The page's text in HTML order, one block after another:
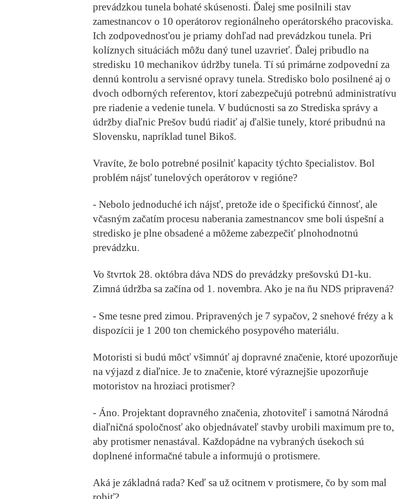
prevádzkou tunela bohaté skúsenosti. Ďalej sme posilnili stav
zamestnancov o 10 operátorov regionálneho operátorského pracoviska.
Ich zodpovednosťou je priamy dohľad nad prevádzkou tunela. Pri
kolíznych situáciách môžu daný tunel uzavrieť. Ďalej pribudlo na
stredisku 10 mechanikov údržby tunela. Tí sú primárne zodpovední za
dennú kontrolu a servisné opravy tunela. Stredisko bolo posilnené aj o
dvoch odborných referentov, ktorí zabezpečujú potrebnú administratívu
pre riadenie a vedenie tunela. V budúcnosti sa zo Strediska správy a
údržby diaľnic Prešov budú riadiť aj ďalšie tunely, ktoré pribudnú na
Slovensku, napríklad tunel Bikoš.
Vravíte, že bolo potrebné posilniť kapacity týchto špecialistov. Bol
problém nájsť tunelových operátorov v regióne?
- Nebolo jednoduché ich nájsť, pretože ide o špecifickú činnosť, ale
včasným začatím procesu naberania zamestnancov sme boli úspešní a
stredisko je plne obsadené a môžeme zabezpečiť plnohodnotnú
prevádzku.
Vo štvrtok 28. októbra dáva NDS do prevádzky prešovskú D1-ku.
Zimná údržba sa začína od 1. novembra. Ako je na ňu NDS pripravená?
- Sme tesne pred zimou. Pripravených je 7 sypačov, 2 snehové frézy a k
dispozícii je 1 200 ton chemického posypového materiálu.
Motoristi si budú môcť všimnúť aj dopravné značenie, ktoré upozorňuje
na výjazd z diaľnice. Je to značenie, ktoré výraznejšie upozorňuje
motoristov na hroziaci protismer?
- Áno. Projektant dopravného značenia, zhotoviteľ i samotná Národná
diaľničná spoločnosť ako objednávateľ stavby urobili maximum pre to,
aby protismer nenastával. Každopádne na vybraných úsekoch sú
doplnené informačné tabule a informujú o protismere.
Aká je základná rada? Keď sa už ocitnem v protismere, čo by som mal